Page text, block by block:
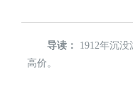
导读：
1912年沉
高价。